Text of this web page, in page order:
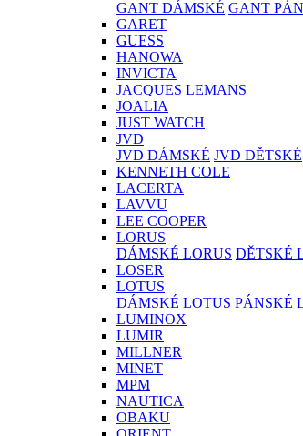
GANT DÁMSKÉ GANT
GARET
GUESS
HANOWA
INVICTA
JACQUES LEMANS
JOALIA
JUST WATCH
JVD
JVD DÁMSKÉ JVD DĚTSKÉ
KENNETH COLE
LACERTA
LAVVU
LEE COOPER
LORUS
DÁMSKÉ LORUS DĚTSKÉ
LOSER
LOTUS
DÁMSKÉ LOTUS PÁNSKÉ
LUMINOX
LUMIR
MILLNER
MINET
MPM
NAUTICA
OBAKU